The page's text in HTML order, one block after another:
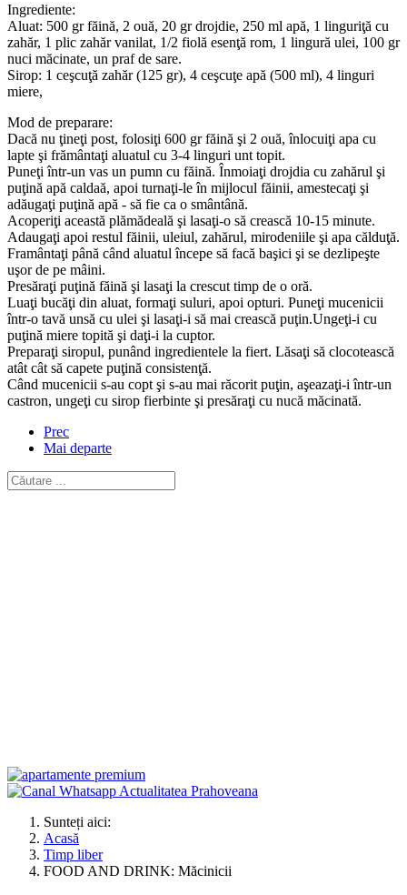
Ingrediente:
Aluat: 500 gr făină, 2 ouă, 20 gr drojdie, 250 ml apă, 1 linguriţă cu
zahăr, 1 plic zahăr vanilat, 1/2 fiolă esenţă rom, 1 lingură ulei, 100 gr
nuci măcinate, un praf de sare.
Sirop: 1 ceşcuţă zahăr (125 gr), 4 ceşcuţe apă (500 ml), 4 linguri
miere,
Mod de preparare:
Dacă nu ţineţi post, folosiţi 600 gr făină şi 2 ouă, înlocuiţi apa cu
lapte şi frământaţi aluatul cu 3-4 linguri unt topit.
Puneţi într-un vas un pumn cu făină. Înmoiaţi drojdia cu zahărul şi
puţină apă caldaă, apoi turnaţi-le în mijlocul făinii, amestecaţi şi
adăugaţi puţină apă - să fie ca o smântână.
Acoperiţi această plămădeală şi lasaţi-o să crească 10-15 minute.
Adaugaţi apoi restul făinii, uleiul, zahărul, mirodeniile şi apa călduţă.
Framântaţi până când aluatul începe să facă başici şi se dezlipeşte
uşor de pe mâini.
Presăraţi puţină făină şi lasaţi la crescut timp de o oră.
Luaţi bucăţi din aluat, formaţi suluri, apoi opturi. Puneţi mucenicii
într-o tavă unsă cu ulei şi lasaţi-i să mai crească puţin.Ungeţi-i cu
puţină miere topită şi daţi-i la cuptor.
Preparaţi siropul, punând ingredientele la fiert. Lăsaţi să clocotească
atât cât să capete puţină consistenţă.
Când mucenicii s-au copt şi s-au mai răcorit puţin, aşeazaţi-i într-un
castron, ungeţi cu sirop fierbinte şi presăraţi cu nucă măcinată.
Prec
Mai departe
Sunteți aici:
Acasă
Timp liber
FOOD AND DRINK: Măcinicii